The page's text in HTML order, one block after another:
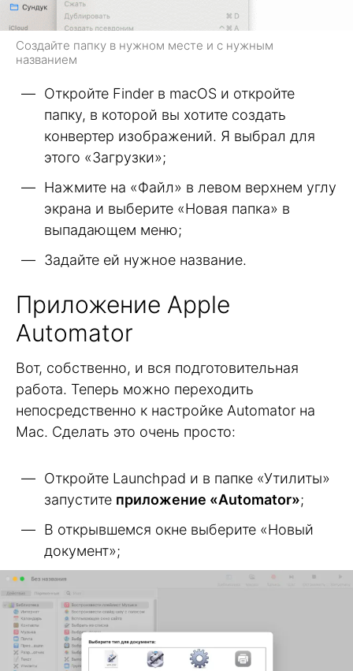
Создайте папку в нужном месте и с нужным
названием
Откройте Finder в macOS и откройте
папку, в которой вы хотите создать
конвертер изображений. Я выбрал для
этого «Загрузки»;
Нажмите на «Файл» в левом верхнем углу
экрана и выберите «Новая папка» в
выпадающем меню;
Задайте ей нужное название.
Приложение Apple
Automator
Вот, собственно, и вся подготовительная
работа. Теперь можно переходить
непосредственно к настройке Automator на
Mac. Сделать это очень просто:
Откройте Launchpad и в папке «Утилиты»
запустите приложение «Automator»;
В открывшемся окне выберите «Новый
документ»;